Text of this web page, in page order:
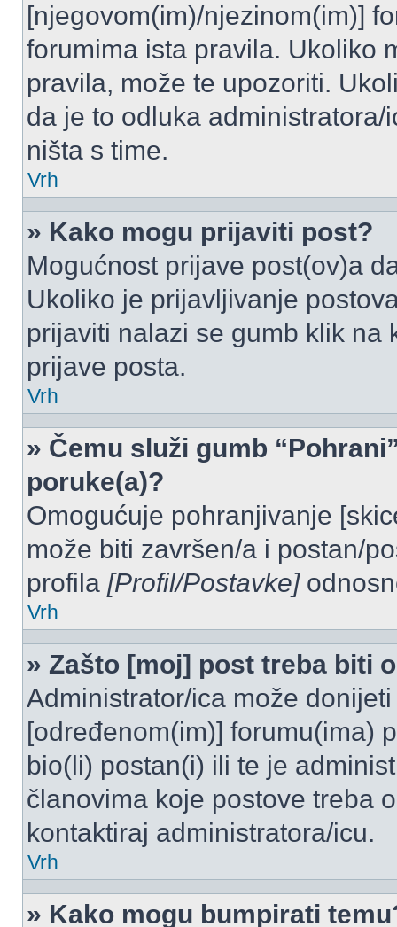
[njegovom(im)/njezinom(im)]
forumima ista pravila. Ukoliko
pravila, može te upozoriti.
da je to odluka
ništa s time.
Vrh
» Kako mogu prijaviti post?
Mogućnost prijave post(ov)a
Ukoliko je prijavljivanje
prijaviti nalazi se gumb klik na
prijave posta.
Vrh
» Čemu služi gumb
poruke(a)?
Omogućuje pohranjivanje
može biti završen/a i postan/
profila [Profil/Postavke]
Vrh
» Zašto [moj] post treba biti
Administrator/ica može
[određenom(im)] forumu(ima)
bio(li) postan(i) ili te je
članovima koje postove treba
kontaktiraj administratora/icu.
Vrh
» Kako mogu bumpirati